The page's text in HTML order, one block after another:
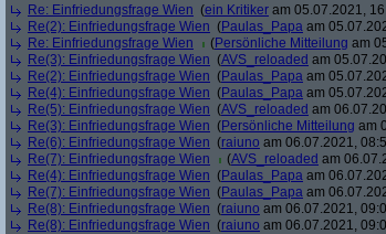
Re: Einfriedungsfrage Wien (ein Kritiker am 05.07.2021,
Re(2): Einfriedungsfrage Wien (Paulas_Papa am
Re: Einfriedungsfrage Wien
(Persönliche Mitteilung am
Re(3): Einfriedungsfrage Wien (AVS_reloaded am
Re(2): Einfriedungsfrage Wien (Paulas_Papa am
Re(4): Einfriedungsfrage Wien (Paulas_Papa am
Re(5): Einfriedungsfrage Wien (AVS_reloaded am
Re(3): Einfriedungsfrage Wien (Persönliche Mitteilung am
Re(6): Einfriedungsfrage Wien (raiuno am 06.07.2021,
Re(7): Einfriedungsfrage Wien
(AVS_reloaded am
Re(4): Einfriedungsfrage Wien (Paulas_Papa am
Re(7): Einfriedungsfrage Wien (Paulas_Papa am
Re(8): Einfriedungsfrage Wien (raiuno am 06.07.2021,
Re(8): Einfriedungsfrage Wien (raiuno am 06.07.2021,